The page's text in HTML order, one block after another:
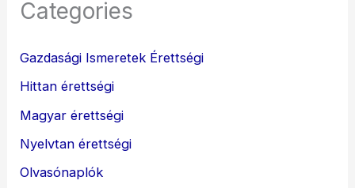
Categories
Gazdasági Ismeretek Érettségi
Hittan érettségi
Magyar érettségi
Nyelvtan érettségi
Olvasónaplók